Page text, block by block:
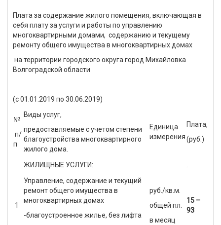
Плата за содержание жилого помещения, включающая в
себя плату за услуги и работы по управлению
многоквартирными домами, содержанию и текущему
ремонту общего имущества в многоквартирных домах
на территории городского округа город Михайловка
Волгоградской области
(с 01.01.2019 по 30.06.2019)
№
п/
п
Виды услуг,
предоставляемые с учетом степени
благоустройства многоквартирного
жилого дома.
Единица
измерения
Плата,
(руб.)
ЖИЛИЩНЫЕ УСЛУГИ:
1
Управление, содержание и текущий
ремонт общего имущества в
многоквартирных домах
-благоустроенное жилье, без лифта
руб./кв.м.
общей пл.
в месяц
15 –
93